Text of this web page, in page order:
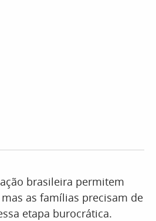
brasileira permitem
as famílias precisam de
etapa burocrática.